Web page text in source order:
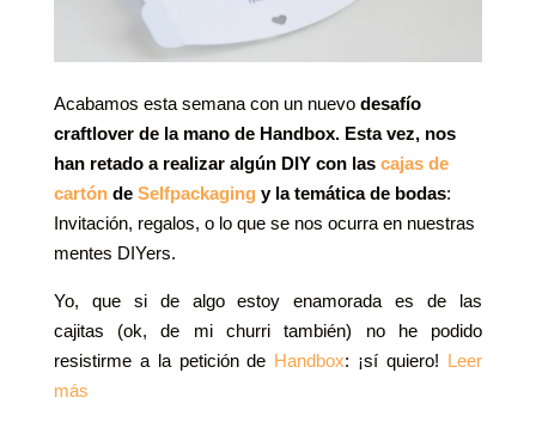
Acabamos esta semana con un nuevo desafío
craftlover de la mano de Handbox. Esta vez, nos
han retado a realizar algún DIY con las cajas de
cartónde Selfpackagingy la temática de bodas:
Invitación, regalos, o lo que se nos ocurra en nuestras
mentes DIYers.
Yo, que si de algo estoy enamorada es de las
cajitas (ok, de mi churri también) no he podido
resistirme a la petición de Handbox: ¡sí quiero! Leer
más